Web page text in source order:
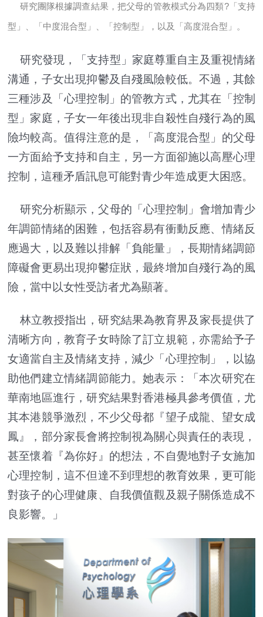
研究團隊根據調查結果，把父母的管教模式分為四類?「支持
型」、「中度混合型」、「控制型」，以及「高度混合型」。
研究發現，「支持型」家庭尊重自主及重視情緒
溝通，子女出現抑鬱及自殘風險較低。不過，其餘
三種涉及「心理控制」的管教方式，尤其在「控制
型」家庭，子女一年後出現非自殺性自殘行為的風
險均較高。值得注意的是，「高度混合型」的父母
一方面給予支持和自主，另一方面卻施以高壓心理
控制，這種矛盾訊息可能對青少年造成更大困惑。
研究分析顯示，父母的「心理控制」會增加青少
年調節情緒的困難，包括容易有衝動反應、情緒反
應過大，以及難以排解「負能量」，長期情緒調節
障礙會更易出現抑鬱症狀，最終增加自殘行為的風
險，當中以女性受訪者尤為顯著。
林立教授指出，研究結果為教育界及家長提供了
清晰方向，教育子女時除了訂立規範，亦需給予子
女適當自主及情緒支持，減少「心理控制」，以協
助他們建立情緒調節能力。她表示：「本次研究在
華南地區進行，研究結果對香港極具參考價值，尤
其本港競爭激烈，不少父母都『望子成龍、望女成
鳳』，部分家長會將控制視為關心與責任的表現，
甚至懷着『為你好』的想法，不自覺地對子女施加
心理控制，這不但達不到理想的教育效果，更可能
對孩子的心理健康、自我價值觀及親子關係造成不
良影響。」